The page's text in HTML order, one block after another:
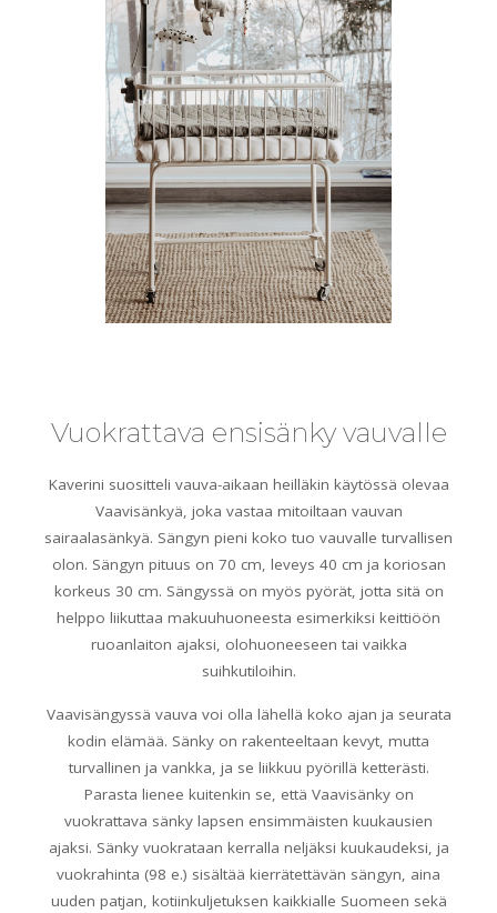
Vuokrattava ensisänky vauvalle
Kaverini suositteli vauva-aikaan heilläkin käytössä olevaa
Vaavisänkyä, joka vastaa mitoiltaan vauvan
sairaalasänkyä. Sängyn pieni koko tuo vauvalle turvallisen
olon. Sängyn pituus on 70 cm, leveys 40 cm ja koriosan
korkeus 30 cm. Sängyssä on myös pyörät, jotta sitä on
helppo liikuttaa makuuhuoneesta esimerkiksi keittiöön
ruoanlaiton ajaksi, olohuoneeseen tai vaikka
suihkutiloihin.
Vaavisängyssä vauva voi olla lähellä koko ajan ja seurata
kodin elämää. Sänky on rakenteeltaan kevyt, mutta
turvallinen ja vankka, ja se liikkuu pyörillä ketterästi.
Parasta lienee kuitenkin se, että Vaavisänky on
vuokrattava sänky lapsen ensimmäisten kuukausien
ajaksi. Sänky vuokrataan kerralla neljäksi kuukaudeksi, ja
vuokrahinta (98 e.) sisältää kierrätettävän sängyn, aina
uuden patjan, kotiinkuljetuksen kaikkialle Suomeen sekä